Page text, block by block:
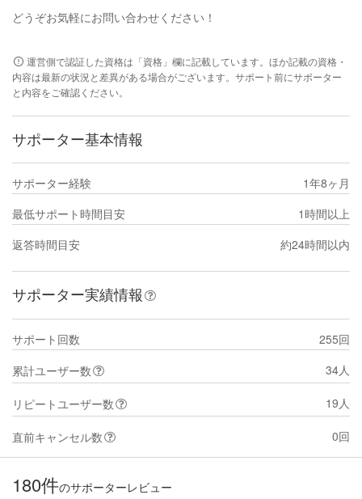
どうぞお気軽にお問い合わせください！
運営側で認証した資格は「資格」欄に記載しています。ほか記載の資格・
内容は最新の状況と差異がある場合がございます。サポート前にサポーター
と内容をご確認ください。
サポーター基本情報
サポーター経験
1年8ヶ月
最低サポート時間目安
1時間以上
返答時間目安
約24時間以内
サポーター実績情報
サポート回数
255回
累計ユーザー数
34人
リピートユーザー数 19人
直前キャンセル数 0回
180件のサポーターレビュー